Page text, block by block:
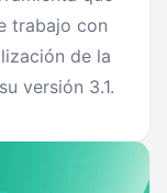
trabajo con
de la
versión 3.1.